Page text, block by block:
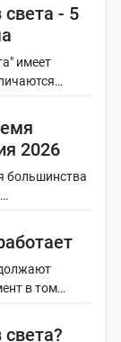
- 5
имеет
2026
большинства
в том…